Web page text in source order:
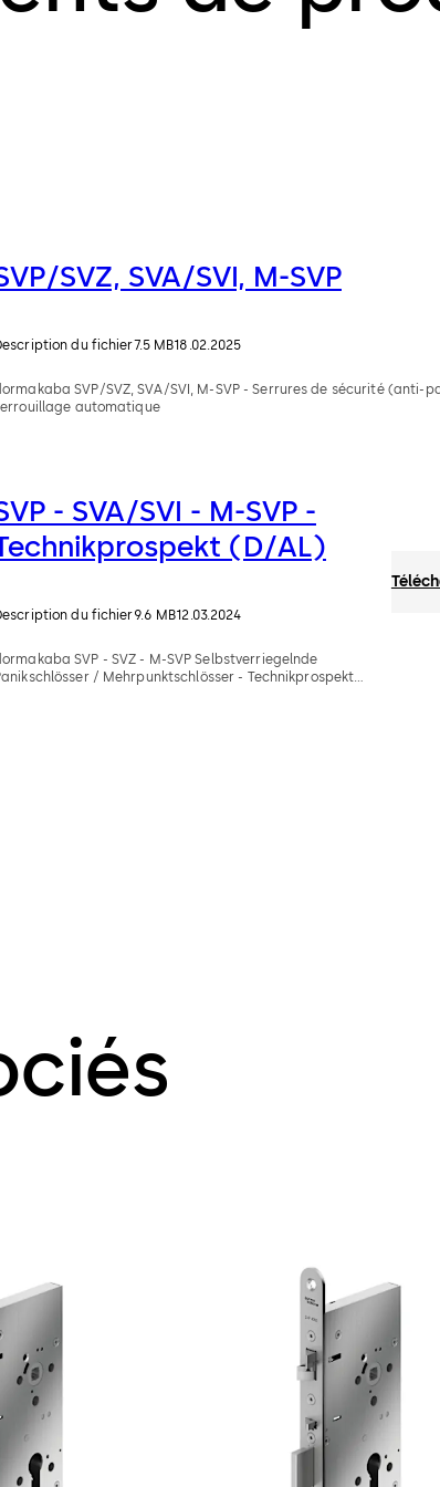
SVZ, SVA/SVI, M-SVP
du fichier7.5 MB18.02.2025
SVP/SVZ, SVA/SVI, M-SVP - Serrures de sécurité (anti-
automatique
- SVA/SVI - M-SVP -
(D/AL)
du fichier9.6 MB12.03.2024
SVP - SVZ - M-SVP Selbstverriegelnde
/ Mehrpunktschlösser - Technikprospekt